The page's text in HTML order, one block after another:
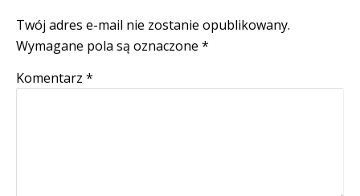
Twój adres e-mail nie zostanie opublikowany.
Wymagane pola są oznaczone *
Komentarz *